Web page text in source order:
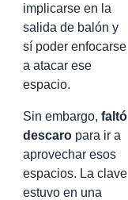
implicarse en la
salida de balón y
sí poder enfocarse
a atacar ese
espacio.
Sin embargo, faltó
descaro para ir a
aprovechar esos
espacios. La clave
estuvo en una